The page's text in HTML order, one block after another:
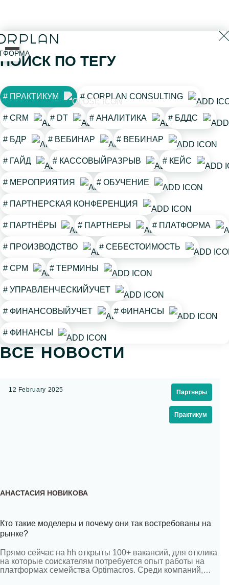
открыть
меню
ПОИСК ПО ТЕГУ
# CORPLAN CONSULTING
# CRM # DT # АНАЛИТИКА # БДДС
# БДР # ВЕБИНАР # ВЕБИНАР
# ГАЙД # КАССОВЫЙРАЗРЫВ # КЕЙС
# МЕРОПРИЯТИЯ # ОБУЧЕНИЕ
# ПАРТНЕРСКАЯ КОНФЕРЕНЦИЯ
# ПАРТНЁРЫ # ПАРТНЕРЫ # ПЛАТФОРМА
# ПРАКТИКУМ
# ПРОИЗВОДСТВО # СЕБЕСТОИМОСТЬ
# СРМ # ТЕРМИНЫ
# УПРАВЛЕНЧЕСКИЙУЧЕТ
# ФИНАНСОВЫЙУЧЕТ # ФИНАНСЫ
# ФИНАНСЫ
ВСЕ НОВОСТИ
12 February 2025 Партнеры
Практикум
АНАСТАСИЯ НОВИКОВА
Кто такие моделеры и почему они так востребованы на
рынке?
Прямо сейчас на hh открыты 100+ вакансий, для отклика
на которые соискателям потребуется опыт работы на
платформах семейства Оptimacros. Среди компаний,